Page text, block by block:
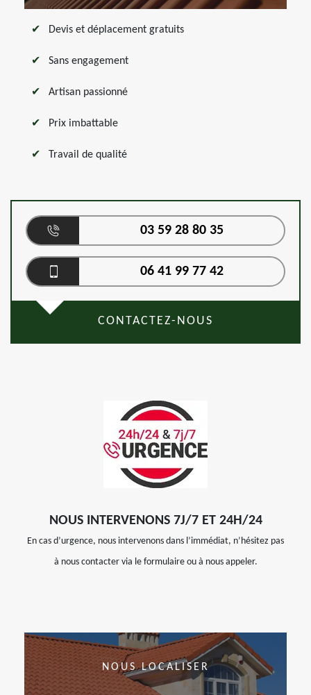
Devis et déplacement gratuits
Sans engagement
Artisan passionné
Prix imbattable
Travail de qualité
03 59 28 80 35
06 41 99 77 42
CONTACTEZ-NOUS
NOUS INTERVENONS 7J/7 ET 24H/24
En cas d’urgence, nous intervenons dans l’immédiat, n’hésitez pas
à nous contacter via le formulaire ou à nous appeler.
NOUS LOCALISER